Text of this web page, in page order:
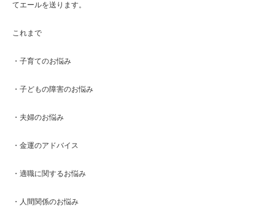
てエールを送ります。
これまで
・子育てのお悩み
・子どもの障害のお悩み
・夫婦のお悩み
・金運のアドバイス
・適職に関するお悩み
・人間関係のお悩み